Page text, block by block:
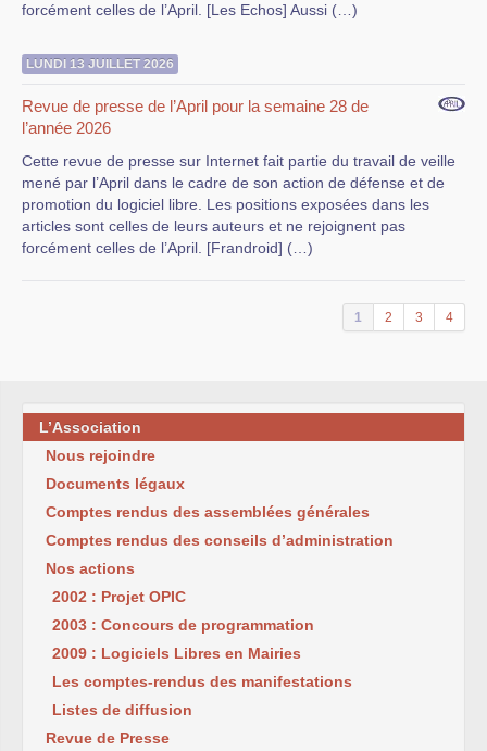
forcément celles de l’April. [Les Echos] Aussi (…)
LUNDI 13 JUILLET 2026
Revue de presse de l’April pour la semaine 28 de
l’année 2026
Cette revue de presse sur Internet fait partie du travail de veille
mené par l’April dans le cadre de son action de défense et de
promotion du logiciel libre. Les positions exposées dans les
articles sont celles de leurs auteurs et ne rejoignent pas
forcément celles de l’April. [Frandroid] (…)
1 2 3 4
L’Association
Nous rejoindre
Documents légaux
Comptes rendus des assemblées générales
Comptes rendus des conseils d’administration
Nos actions
2002 : Projet OPIC
2003 : Concours de programmation
2009 : Logiciels Libres en Mairies
Les comptes-rendus des manifestations
Listes de diffusion
Revue de Presse